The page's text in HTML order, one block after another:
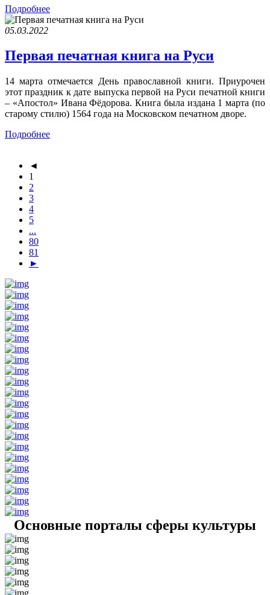
Подробнее
05.03.2022
Первая печатная книга на Руси
14 марта отмечается День православной книги. Приурочен
этот праздник к дате выпуска первой на Руси печатной книги
– «Апостол» Ивана Фёдорова. Книга была издана 1 марта (по
старому стилю) 1564 года на Московском печатном дворе.
Подробнее
◄
1
2
3
4
5
...
80
81
►
Основные порталы сферы культуры